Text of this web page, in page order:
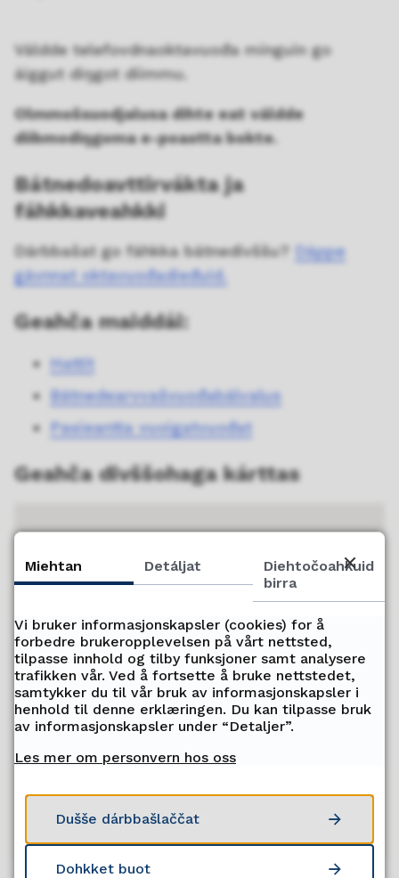
Váldde telefovdnaoktavuođa minguin go
áiggut diŋgot diimmu.
Olmmošsuodjalusa dihte eat váldde
diibmodiŋgoma e-poastta bokte.
Bátnedoavttirvákta ja
fáhkkaveahkki
Dárbbašat go fáhkka bátnedivššu?
Dáppe
gávnnat oktavuođadieđuid.
Geahča maiddái:
Hattit
Bátnedearvvašvuođabálvalus
Pasieantta vuoigatvuođat
Geahča divššohaga kárttas
Miehtan Detáljat
Diehtočoahkuid
birra
Vi bruker informasjonskapsler (cookies) for å
forbedre brukeropplevelsen på vårt nettsted,
tilpasse innhold og tilby funksjoner samt analysere
trafikken vår. Ved å fortsette å bruke nettstedet,
samtykker du til vår bruk av informasjonskapsler i
henhold til denne erklæringen. Du kan tilpasse bruk
av informasjonskapsler under “Detaljer”.
Les mer om personvern hos oss
Dušše dárbbašlaččat
Dohkket buot